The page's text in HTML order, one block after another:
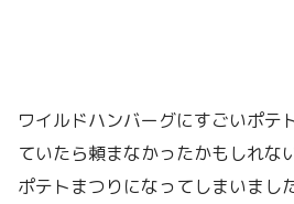
ワイルドハンバーグにすごいポテ
ていたら頼まなかったかもしれな
ポテトまつりになってしまいまし